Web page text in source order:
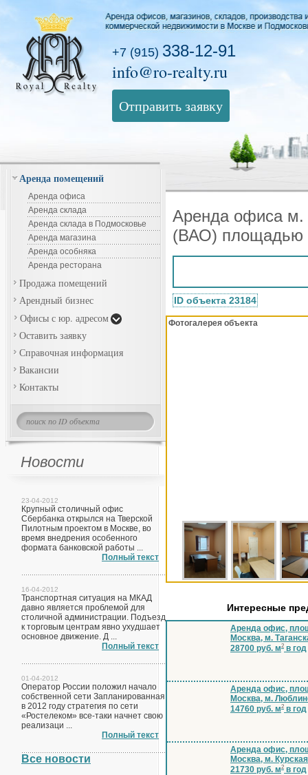
+7 (915) 338-12-91
info@ro-realty.ru
Отправить заявку
Аренда помещений
Аренда офиса
Аренда склада
Аренда склада в Подмосковье
Аренда магазина
Аренда особняка
Аренда ресторана
Продажа помещений
Арендный бизнес
Офисы с юр. адресом
Оставить заявку
Справочная информация
Вакансии
Контакты
Новости
23-04-2012
Крупный столичный офис
Сбербанка открылся на Тверской
Пилотным проектом в Москве, во
время внедрения особенного
формата банковской работы ...
Полный текст
16-04-2012
Транспортная ситуация на МКАД
давно является проблемой для
столичной администрации. Подъезд
к торговым центрам явно ухудшает
основное движение. Д ...
Полный текст
01-04-2012
Оператор России положил начало
собственной сети Запланированная
в 2012 году стратегия по сети
«Ростелеком» все-таки начнет свою
реализаци ...
Полный текст
Все новости
Аренда офиса м.
(ВАО) площадью
ID объекта 23184
Фотогалерея объекта
Интересные
Аренда офис,
Москва, м.
28700 руб. м2 в год
Аренда офис,
Москва, м.
14760 руб. м2 в год
Аренда офис,
Москва, м. Курская
21730 руб. м2 в год